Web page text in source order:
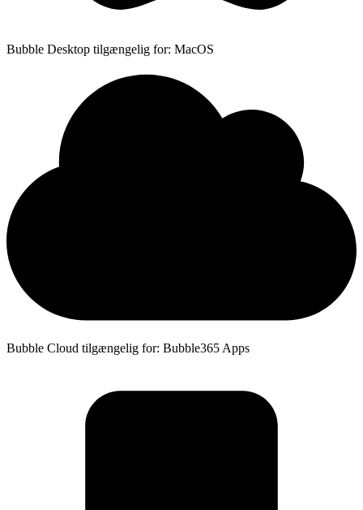
Bubble Desktop tilgængelig for: MacOS
Bubble Cloud tilgængelig for: Bubble365 Apps